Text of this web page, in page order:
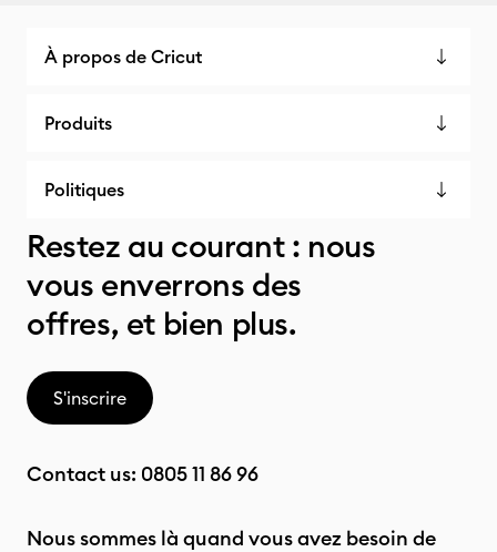
À propos de Cricut
Produits
Politiques
Restez au courant : nous
vous enverrons des
offres, et bien plus.
S'inscrire
Contact us: 0805 11 86 96
Nous sommes là quand vous avez besoin de